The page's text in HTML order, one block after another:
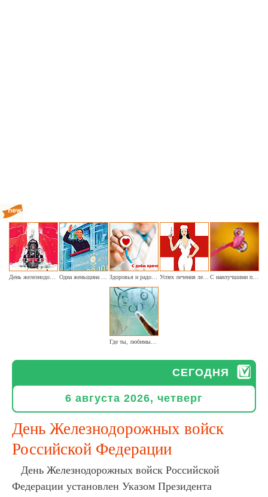
СЕГОДНЯ
6 августа 2026, четверг
День Железнодорожных войск
Российской Федерации
День Железнодорожных войск Российской
Федерации установлен Указом Президента